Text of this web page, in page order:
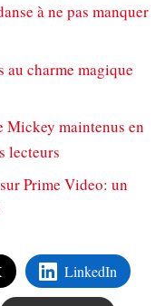
à ne pas manquer
charme magique
Mickey maintenus en
lecteurs
Prime Video: un
LinkedIn